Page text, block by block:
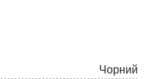
Чорний